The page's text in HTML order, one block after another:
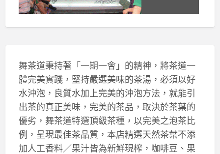
舞茶道秉持著「一期一會」的精神，將茶道一
體完美實踐，堅持嚴選美味的茶湯，必須以好
水沖泡，良質水加上完美的沖泡方法，就能引
出茶的真正美味，完美的茶品，取決於茶葉的
優劣，舞茶道特選頂級茶種，以完美之泡茶比
例，呈現最佳茶品質，本店精選天然茶葉不添
加人工香料／果汁皆為新鮮現榨，咖啡豆、果